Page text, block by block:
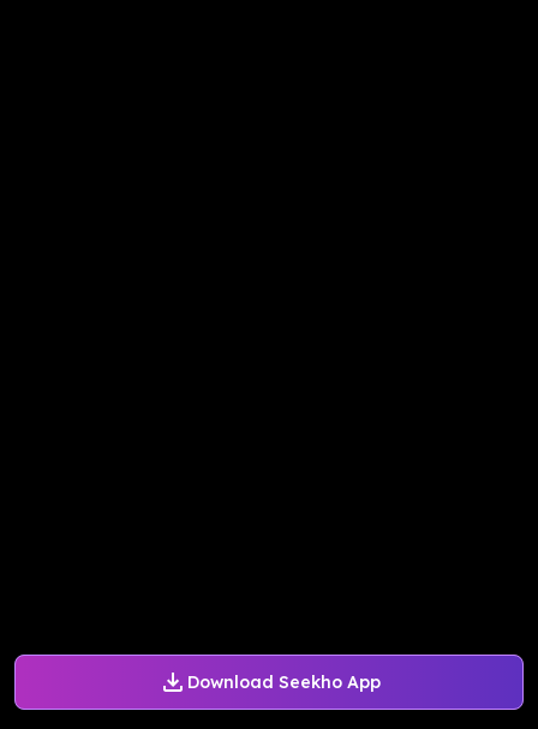
Download Seekho App